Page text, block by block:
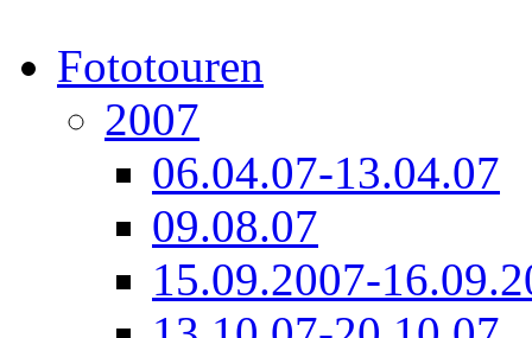
Fototouren
2007
06.04.07-13.04.07
09.08.07
15.09.2007-